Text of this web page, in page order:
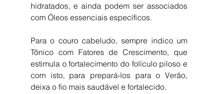
hidratados, e ainda podem ser associados
com Óleos essenciais específicos.
Para o couro cabeludo, sempre indico um
Tônico com Fatores de Crescimento, que
estimula o fortalecimento do folículo piloso e
com isto, para prepará-los para o Verão,
deixa o fio mais saudável e fortalecido.